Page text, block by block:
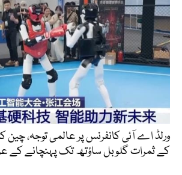
ورلڈ اے آئی کانفرنس پر عالمی توجہ،
کے ثمرات گلوبل ساؤتھ تک پہنچانے کے